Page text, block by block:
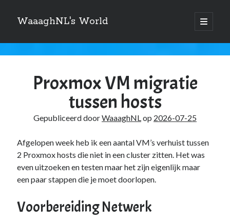
WaaaghNL's World
open
primair
Zijbalk
Mauris imperdiet, urna mi, gravida sod ales. [tooltip hint=”Donec nisl ac
turpis”]Vivamus hendrerit[/tooltip] nulla erat ornare tortor in
vestibulum id.
World
Berichten
Proxmox VM migratie
tussen hosts
Gepubliceerd doorWaaaghNLop 2026-07-25
Afgelopen week heb ik een aantal VM’s verhuist tussen
2 Proxmox hosts die niet in een cluster zitten. Het was
even uitzoeken en testen maar het zijn eigenlijk maar
een paar stappen die je moet doorlopen.
Voorbereiding Netwerk